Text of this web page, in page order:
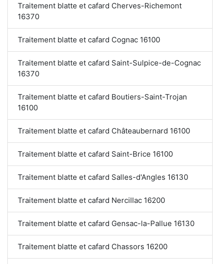
Traitement blatte et cafard Cherves-Richemont
16370
Traitement blatte et cafard Cognac 16100
Traitement blatte et cafard Saint-Sulpice-de-Cognac
16370
Traitement blatte et cafard Boutiers-Saint-Trojan
16100
Traitement blatte et cafard Châteaubernard 16100
Traitement blatte et cafard Saint-Brice 16100
Traitement blatte et cafard Salles-d'Angles 16130
Traitement blatte et cafard Nercillac 16200
Traitement blatte et cafard Gensac-la-Pallue 16130
Traitement blatte et cafard Chassors 16200